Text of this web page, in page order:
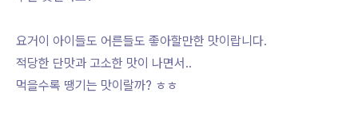
요거이 아이들도 어른들도 좋아할만한 맛이랍니다.
적당한 단맛과 고소한 맛이 나면서..
먹을수록 땡기는 맛이랄까? ㅎㅎ